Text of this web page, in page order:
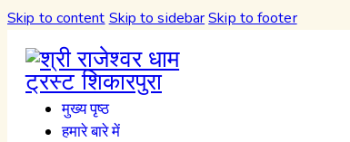
Skip to content Skip to sidebarSkip to footer
मुख्य पृष्ठ
हमारे बारे में